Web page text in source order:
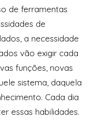
de ferramentas
de
a necessidade
vão exigir cada
funções, novas
sistema, daquela
Cada dia
essas habilidades.